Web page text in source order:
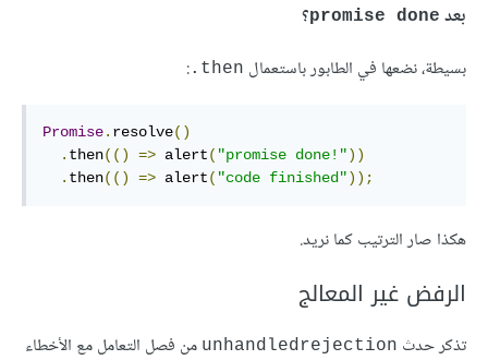
بعد promise done؟
بسيطة، نضعها في الطابور باستعمال ‎.then
:
Promise. resolve()
. then(() => alert( "promise done!"))
. then(() => alert( "code finished"));
هكذا صار الترتيب كما نريد.
الرفض غير المعالج
تذكر حدث unhandledrejection من فصل التعامل مع الأخطاء